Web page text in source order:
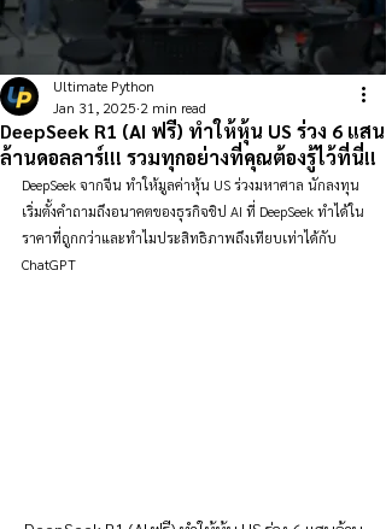
DeepSeek R1 (AI ฟรี) ทำให้หุ้น US ร่วง 6 แสน
ล้านดอลลาร์!!! รวมทุกอย่างที่คุณต้องรู้ไว้ที่นี่!!
Ultimate Python
Jan 31, 2025 2 min read
DeepSeek จากจีน ทำให้มูลค่าหุ้น US ร่วงมหาศาล นักลงทุน
เริ่มตั้งคำถามถึงอนาคตของธุรกิจชิป AI ที่ DeepSeek ทำได้ใน
ราคาที่ถูกกว่าและทำไมประสิทธิภาพถึงเทียบเท่าได้กับ
ChatGPT